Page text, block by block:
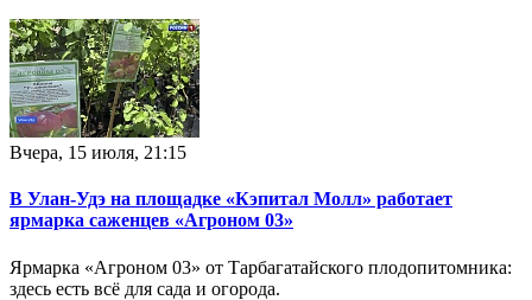
Вчера, 15 июля, 21:15
В Улан-Удэ на площадке «Кэпитал Молл» работает
ярмарка саженцев «Агроном 03»
Ярмарка «Агроном 03» от Тарбагатайского плодопитомника:
здесь есть всё для сада и огорода.